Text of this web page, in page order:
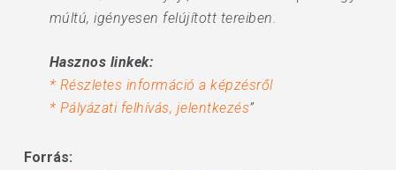
múltú, igényesen felújított tereiben.
Hasznos linkek:
* Részletes információ a képzésről
* Pályázati felhívás, jelentkezés”
Forrás: